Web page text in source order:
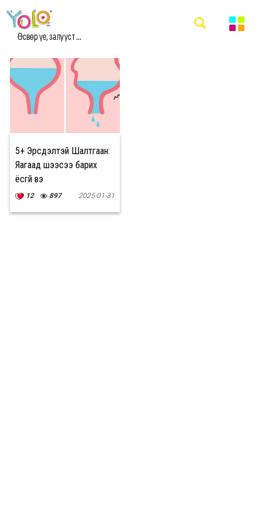
Өсвөр үе, залууст ...
#ШЭЭСЭЭ БАРИХ МЭДЭЭ
5+ Эрсдэлтэй Шалтгаан:
Яагаад шээсээ барих
ёсгүй вэ
12 897 2025-01-31